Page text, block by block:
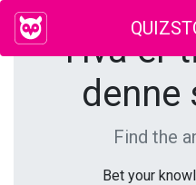
Hva er
denne
Find the
Bet your